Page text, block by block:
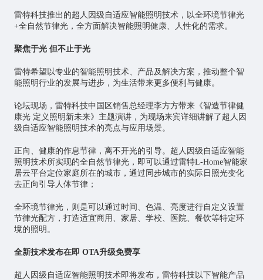
雷特科技推出的超人因级自适应智能照明技术，以全环境节律光
+全自然节律光，全方面解决智能照明健康、人性化的需求。
聚焦于光 但不止于光
雷特希望以专业的智能照明技术、产品及解决方案，推动整个智
能照明行业的发展与进步，为生活带来更多便利与健康。
论坛现场，雷特科技中国区销售总经理李方方带来《智造节律健
康光 定义照明新未来》主题演讲，为现场来宾详细讲解了超人因
级自适应智能照明技术的亮点与应用场景。
正向、健康的作息节律，离不开光的引导。超人因级自适应智能
照明技术所实现的全自然节律光，即可以通过雷特L-Home智能家
居云平台定位家庭所在的城市，通过同步城市的实际日照光变化
去正向引导人体节律；
全环境节律光，则是可以通过时间、色温、亮度进行自定义设置
节律光配方，打造适宜商用、家居、学校、医院、餐饮等特定环
境的照明。
全新技术发布在即 OTA升级免费享
超人因级自适应智能照明技术即将发布，雷特科技以下智能产品